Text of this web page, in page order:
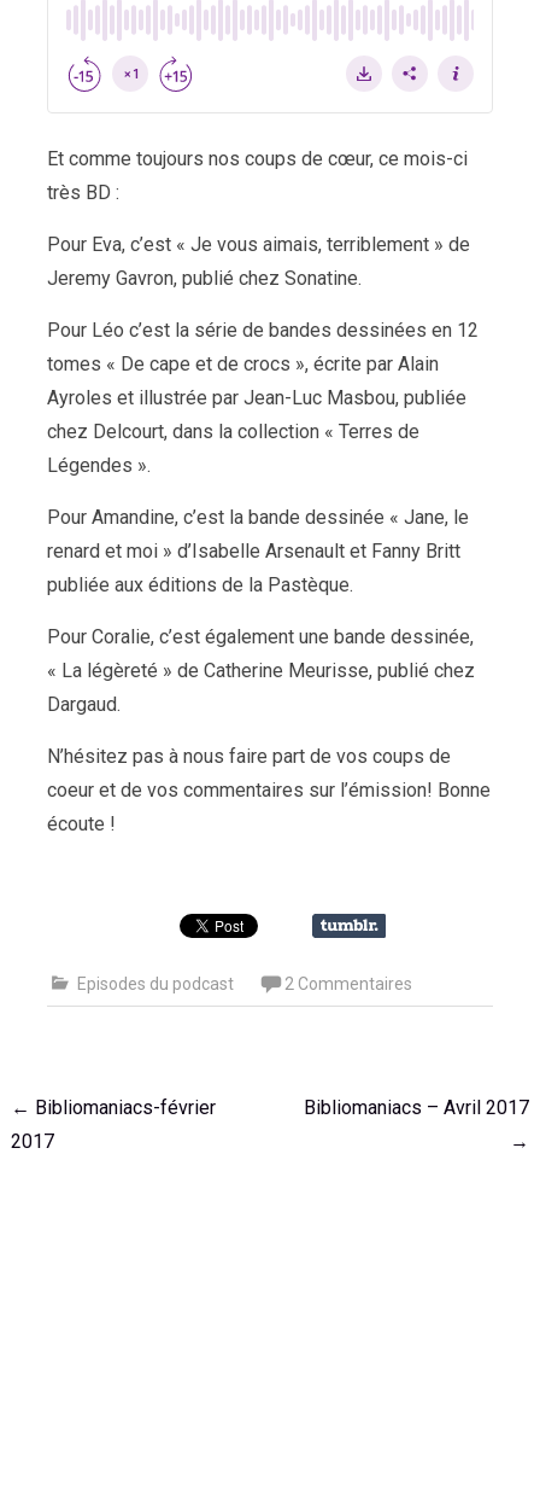
Et comme toujours nos coups de cœur, ce mois-ci
très BD :
Pour Eva, c’est « Je vous aimais, terriblement » de
Jeremy Gavron, publié chez Sonatine.
Pour Léo c’est la série de bandes dessinées en 12
tomes « De cape et de crocs », écrite par Alain
Ayroles et illustrée par Jean-Luc Masbou, publiée
chez Delcourt, dans la collection « Terres de
Légendes ».
Pour Amandine, c’est la bande dessinée « Jane, le
renard et moi » d’Isabelle Arsenault et Fanny Britt
publiée aux éditions de la Pastèque.
Pour Coralie, c’est également une bande dessinée,
« La légèreté » de Catherine Meurisse, publié chez
Dargaud.
N’hésitez pas à nous faire part de vos coups de
coeur et de vos commentaires sur l’émission! Bonne
écoute !
Episodes du podcast 2 Commentaires
Navigation
de
← Bibliomaniacs-février
2017
Bibliomaniacs – Avril 2017
→